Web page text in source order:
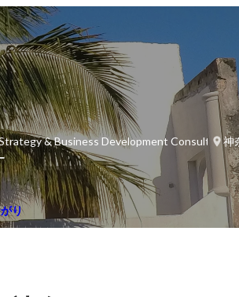
& Business Development Consultant神
り